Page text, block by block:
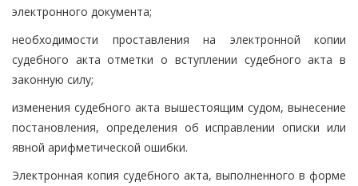
электронного документа;
необходимости проставления на электронной копии
судебного акта отметки о вступлении судебного акта в
законную силу;
изменения судебного акта вышестоящим судом, вынесение
постановления, определения об исправлении описки или
явной арифметической ошибки.
Электронная копия судебного акта, выполненного в форме